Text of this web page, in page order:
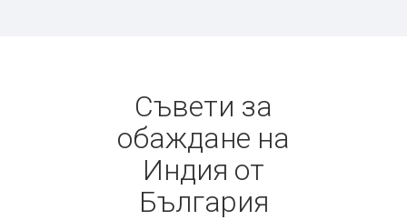
Съвети за
обаждане на
Индия от
България